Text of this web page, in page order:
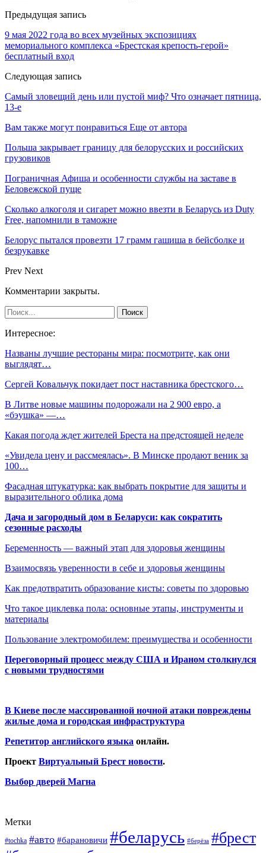
Предыдущая запись
9 мая 2022 года во всех музейных экспозициях
мемориального комплекса «Брестская крепость-герой»
бесплатный вход
Следующая запись
Cамый зловещий день или пустой миф? Что означает пятница,
13-е
Вам также могут понравиться Еще от автора
Польша закрывает границу для белорусских и российских
грузовиков
Пограничная Афиша и особенности службы на заставе в
Беловежской пуще
Сколько алкоголя и сигарет можно ввезти в Беларусь из Duty
Free, напомнили в таможне
Белорус пытался провезти 17 грамм гашиша в бейсболке и
безрукавке
Prev Next
Комментарии закрыты.
Интересное:
Названы лучшие рестораны мира: посмотрите, как они
выглядят…
Сергей Ковальчук покидает пост наставника брестского…
В Литве новые машины подорожали на 2 900 евро, а
«бэушка» —…
Какая погода ждет жителей Бреста на предстоящей неделе
«Увидела цену и рассмеялась». В Минске продают веник за
100…
Фасадная штукатурка: как выбрать покрытие для защиты и
выразительного облика дома
Дача и загородный дом в Беларуси: как сократить
сезонные расходы
Беременность — важный этап для здоровья женщины
Взаимосвязь уверенности в себе и здоровья женщины
Как предотвратить образование кисты: советы по здоровью
Что такое циклевка пола: основные этапы, инструменты и
материалы
Пользование электромобилем: преимущества и особенности
Переговорный процесс между США и Ираном столкнулся
с новыми трудностями
В Киеве после массированной ночной атаки повреждены
жилые дома и городская инфраструктура
Репетитор английского языка онлайн.
Проект Виртуальный Брест новости.
Выбор дверей Магна
Метки
#tochka #авто #барановичи #беларусь #берёза #брест